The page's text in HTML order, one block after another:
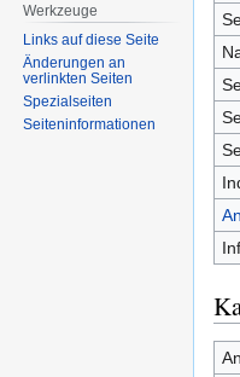
Werkzeuge
Links auf diese Seite
Änderungen an
verlinkten Seiten
Spezialseiten
Seiten­informationen